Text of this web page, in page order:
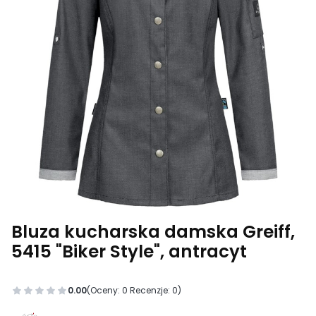
Bluza kucharska damska Greiff,
5415 "Biker Style", antracyt
0.00(Oceny: 0 Recenzje: 0)